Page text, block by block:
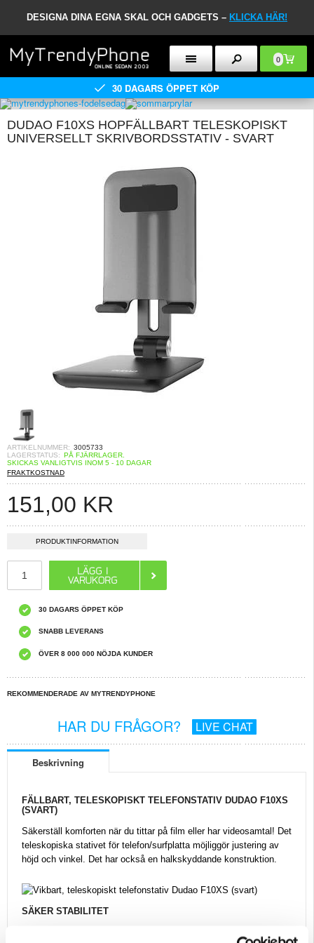
DESIGNA DINA EGNA SKAL OCH GADGETS – KLICKA HÄR!
0
30 DAGARS ÖPPET KÖP
DUDAO F10XS HOPFÄLLBART TELESKOPISKT
UNIVERSELLT SKRIVBORDSSTATIV - SVART
ARTIKELNUMMER: 3005733
LAGERSTATUS: PÅ FJÄRRLAGER.
SKICKAS VANLIGTVIS INOM 5 - 10 DAGAR
FRAKTKOSTNAD
151,00 KR
PRODUKTINFORMATION
30 DAGARS ÖPPET KÖP
SNABB LEVERANS
ÖVER 8 000 000 NÖJDA KUNDER
REKOMMENDERADE AV MYTRENDYPHONE
HAR DU FRÅGOR? LIVE CHAT
Beskrivning
FÄLLBART, TELESKOPISKT TELEFONSTATIV DUDAO F10XS
(SVART)
Säkerställ komforten när du tittar på film eller har videosamtal! Det
teleskopiska stativet för telefon/surfplatta möjliggör justering av
höjd och vinkel. Det har också en halkskyddande konstruktion.
SÄKER STABILITET